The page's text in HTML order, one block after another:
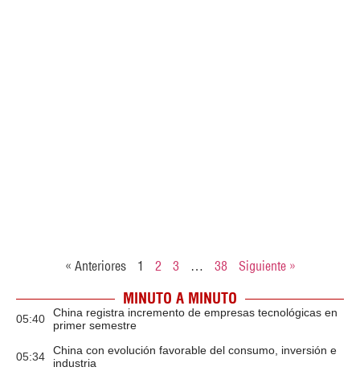
« Anteriores 1 2 3 … 38 Siguiente »
MINUTO A MINUTO
05:40
China registra incremento de empresas tecnológicas en
primer semestre
05:34
China con evolución favorable del consumo, inversión e
industria